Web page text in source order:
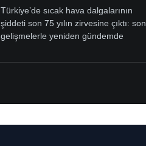
Türkiye’de sıcak hava dalgalarının
şiddeti son 75 yılın zirvesine çıktı: son
gelişmelerle yeniden gündemde